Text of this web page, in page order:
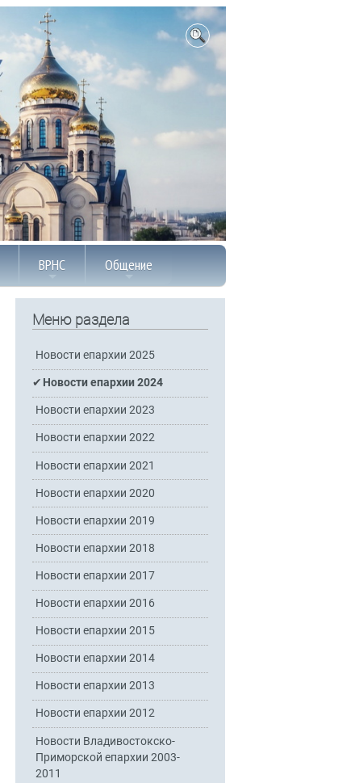
ВРНС Общение
Меню раздела
Новости епархии 2025
Новости епархии 2024
Новости епархии 2023
Новости епархии 2022
Новости епархии 2021
Новости епархии 2020
Новости епархии 2019
Новости епархии 2018
Новости епархии 2017
Новости епархии 2016
Новости епархии 2015
Новости епархии 2014
Новости епархии 2013
Новости епархии 2012
Новости Владивостокско-
Приморской епархии 2003-
2011